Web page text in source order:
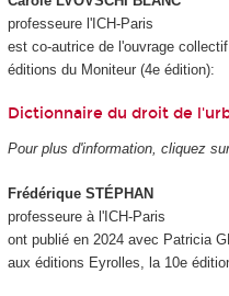
professeure l'ICH-Paris
est co-autrice de l'ouvrage
éditions du Moniteur (4e édition):
Dictionnaire du droit de
Pour plus d'information, cliquez
Frédérique STÉPHAN
professeure à l'ICH-Paris
ont publié en 2024 avec Patricia
aux éditions Eyrolles, la 10e